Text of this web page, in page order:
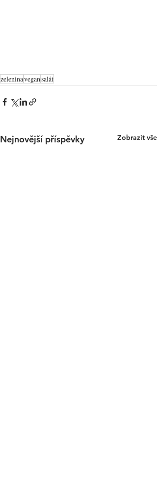
zeleninavegansalát
Nejnovější příspěvky Zobrazit vše